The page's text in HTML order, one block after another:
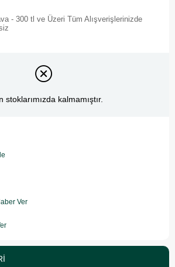
- 300 tl ve Üzeri Tüm Alışverişlerinizde
stoklarımızda kalmamıştır.
Ver